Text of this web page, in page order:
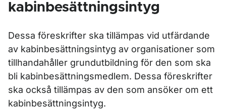
kabinbesättningsintyg
Dessa föreskrifter ska tillämpas vid utfärdande
av kabinbesättningsintyg av organisationer som
tillhandahåller grundutbildning för den som ska
bli kabinbesättningsmedlem. Dessa föreskrifter
ska också tillämpas av den som ansöker om ett
kabinbesättningsintyg.